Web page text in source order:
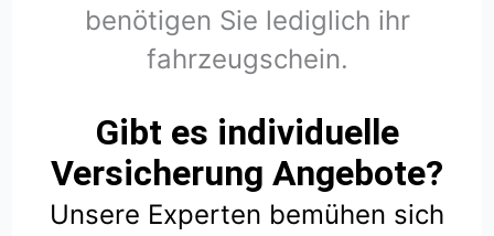
benötigen Sie lediglich ihr
fahrzeugschein.
Gibt es individuelle
Versicherung Angebote?
Unsere Experten bemühen sich